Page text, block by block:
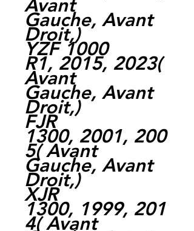
Avant
Gauche, Avant
Droit,)
YZF 1000
R1, 2015, 2023(
Avant
Gauche, Avant
Droit,)
FJR
1300, 2001, 200
5( Avant
Gauche, Avant
Droit,)
XJR
1300, 1999, 201
4( Avant